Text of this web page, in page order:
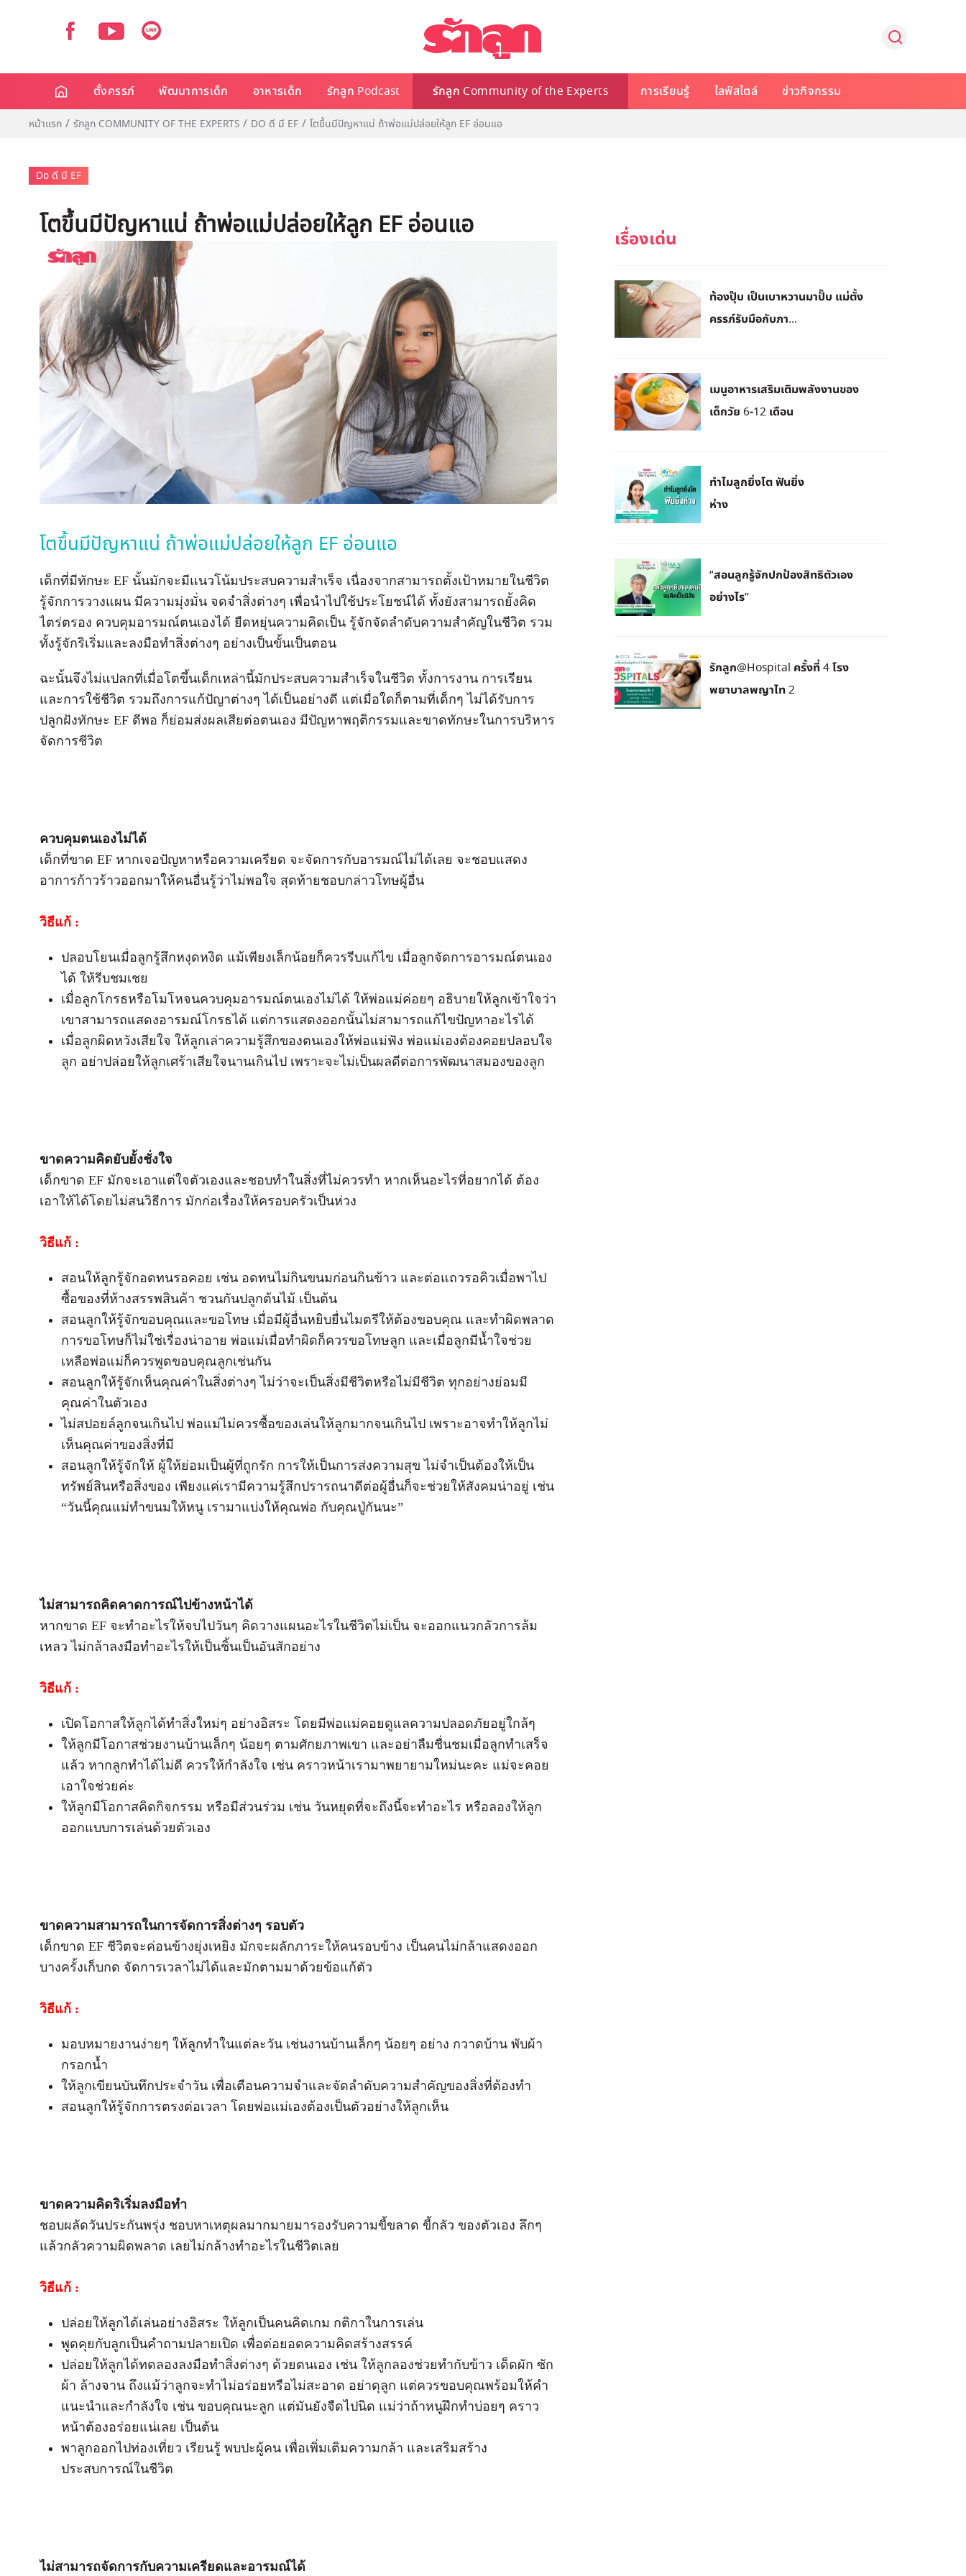
ตั้งครรภ์ พัฒนาการเด็ก อาหารเด็ก รักลูก Podcast รักลูก Community of the Experts การเรียนรู้ ไลฟ์สไตล์ ข่าวกิจกรรม
หน้าแรก รักลูก COMMUNITY OF THE EXPERTS DO ดี มี EF โตขึ้นมีปัญหาแน่ ถ้าพ่อแม่ปล่อยให้ลูก EF อ่อนแอ
Do ดี มี EF
โตขึ้นมีปัญหาแน่ ถ้าพ่อแม่ปล่อยให้ลูก EF อ่อนแอ
โตขึ้นมีปัญหาแน่ ถ้าพ่อแม่ปล่อยให้ลูก EF อ่อนแอ
เด็กที่มีทักษะ EF นั้นมักจะมีแนวโน้มประสบความสำเร็จ เนื่องจากสามารถตั้งเป้าหมายในชีวิต
รู้จักการวางแผน มีความมุ่งมั่น จดจำสิ่งต่างๆ เพื่อนำไปใช้ประโยชน์ได้ ทั้งยังสามารถยั้งคิด
ไตร่ตรอง ควบคุมอารมณ์ตนเองได้ ยืดหยุ่นความคิดเป็น รู้จักจัดลำดับความสำคัญในชีวิต รวม
ทั้งรู้จักริเริ่มและลงมือทำสิ่งต่างๆ อย่างเป็นขั้นเป็นตอน
ฉะนั้นจึงไม่แปลกที่เมื่อโตขึ้นเด็กเหล่านี้มักประสบความสำเร็จในชีวิต ทั้งการงาน การเรียน
และการใช้ชีวิต รวมถึงการแก้ปัญาต่างๆ ได้เป็นอย่างดี แต่เมื่อใดก็ตามที่เด็กๆ ไม่ได้รับการ
ปลูกฝังทักษะ EF ดีพอ ก็ย่อมส่งผลเสียต่อตนเอง มีปัญหาพฤติกรรมและขาดทักษะในการบริหาร
จัดการชีวิต
ควบคุมตนเองไม่ได้
เด็กที่ขาด EF หากเจอปัญหาหรือความเครียด จะจัดการกับอารมณ์ไม่ได้เลย จะชอบแสดง
อาการก้าวร้าวออกมาให้คนอื่นรู้ว่าไม่พอใจ สุดท้ายชอบกล่าวโทษผู้อื่น
วิธีแก้ :
ปลอบโยนเมื่อลูกรู้สึกหงุดหงิด แม้เพียงเล็กน้อยก็ควรรีบแก้ไข เมื่อลูกจัดการอารมณ์ตนเอง
ได้ ให้รีบชมเชย
เมื่อลูกโกรธหรือโมโหจนควบคุมอารมณ์ตนเองไม่ได้ ให้พ่อแม่ค่อยๆ อธิบายให้ลูกเข้าใจว่า
เขาสามารถแสดงอารมณ์โกรธได้ แต่การแสดงออกนั้นไม่สามารถแก้ไขปัญหาอะไรได้
เมื่อลูกผิดหวังเสียใจ ให้ลูกเล่าความรู้สึกของตนเองให้พ่อแม่ฟัง พ่อแม่เองต้องคอยปลอบใจ
ลูก อย่าปล่อยให้ลูกเศร้าเสียใจนานเกินไป เพราะจะไม่เป็นผลดีต่อการพัฒนาสมองของลูก
ขาดความคิดยับยั้งชั่งใจ
เด็กขาด EF มักจะเอาแต่ใจตัวเองและชอบทำในสิ่งที่ไม่ควรทำ หากเห็นอะไรที่อยากได้ ต้อง
เอาให้ได้โดยไม่สนวิธีการ มักก่อเรื่องให้ครอบครัวเป็นห่วง
วิธีแก้ :
สอนให้ลูกรู้จักอดทนรอคอย เช่น อดทนไม่กินขนมก่อนกินข้าว และต่อแถวรอคิวเมื่อพาไป
ซื้อของที่ห้างสรรพสินค้า ชวนกันปลูกต้นไม้ เป็นต้น
สอนลูกให้รู้จักขอบคุณและขอโทษ เมื่อมีผู้อื่นหยิบยื่นไมตรีให้ต้องขอบคุณ และทำผิดพลาด
การขอโทษก็ไม่ใช่เรื่องน่าอาย พ่อแม่เมื่อทำผิดก็ควรขอโทษลูก และเมื่อลูกมีน้ำใจช่วย
เหลือพ่อแม่ก็ควรพูดขอบคุณลูกเช่นกัน
สอนลูกให้รู้จักเห็นคุณค่าในสิ่งต่างๆ ไม่ว่าจะเป็นสิ่งมีชีวิตหรือไม่มีชีวิต ทุกอย่างย่อมมี
คุณค่าในตัวเอง
ไม่สปอยล์ลูกจนเกินไป พ่อแม่ไม่ควรซื้อของเล่นให้ลูกมากจนเกินไป เพราะอาจทำให้ลูกไม่
เห็นคุณค่าของสิ่งที่มี
สอนลูกให้รู้จักให้ ผู้ให้ย่อมเป็นผู้ที่ถูกรัก การให้เป็นการส่งความสุข ไม่จำเป็นต้องให้เป็น
ทรัพย์สินหรือสิ่งของ เพียงแค่เรามีความรู้สึกปรารถนาดีต่อผู้อื่นก็จะช่วยให้สังคมน่าอยู่ เช่น
“วันนี้คุณแม่ทำขนมให้หนู เรามาแบ่งให้คุณพ่อ กับคุณปู่กันนะ”
ไม่สามารถคิดคาดการณ์ไปข้างหน้าได้
หากขาด EF จะทำอะไรให้จบไปวันๆ คิดวางแผนอะไรในชีวิตไม่เป็น จะออกแนวกลัวการล้ม
เหลว ไม่กล้าลงมือทำอะไรให้เป็นชิ้นเป็นอันสักอย่าง
วิธีแก้ :
เปิดโอกาสให้ลูกได้ทำสิ่งใหม่ๆ อย่างอิสระ โดยมีพ่อแม่คอยดูแลความปลอดภัยอยู่ใกล้ๆ
ให้ลูกมีโอกาสช่วยงานบ้านเล็กๆ น้อยๆ ตามศักยภาพเขา และอย่าลืมชื่นชมเมื่อลูกทำเสร็จ
แล้ว หากลูกทำได้ไม่ดี ควรให้กำลังใจ เช่น คราวหน้าเรามาพยายามใหม่นะคะ แม่จะคอย
เอาใจช่วยค่ะ
ให้ลูกมีโอกาสคิดกิจกรรม หรือมีส่วนร่วม เช่น วันหยุดที่จะถึงนี้จะทำอะไร หรือลองให้ลูก
ออกแบบการเล่นด้วยตัวเอง
ขาดความสามารถในการจัดการสิ่งต่างๆ รอบตัว
เด็กขาด EF ชีวิตจะค่อนข้างยุ่งเหยิง มักจะผลักภาระให้คนรอบข้าง เป็นคนไม่กล้าแสดงออก
บางครั้งเก็บกด จัดการเวลาไม่ได้และมักตามมาด้วยข้อแก้ตัว
วิธีแก้ :
มอบหมายงานง่ายๆ ให้ลูกทำในแต่ละวัน เช่นงานบ้านเล็กๆ น้อยๆ อย่าง กวาดบ้าน พับผ้า
กรอกน้ำ
ให้ลูกเขียนบันทึกประจำวัน เพื่อเตือนความจำและจัดลำดับความสำคัญของสิ่งที่ต้องทำ
สอนลูกให้รู้จักการตรงต่อเวลา โดยพ่อแม่เองต้องเป็นตัวอย่างให้ลูกเห็น
ขาดความคิดริเริ่มลงมือทำ
ชอบผลัดวันประกันพรุ่ง ชอบหาเหตุผลมากมายมารองรับความขี้ขลาด ขี้กลัว ของตัวเอง ลึกๆ
แล้วกลัวความผิดพลาด เลยไม่กล้างทำอะไรในชีวิตเลย
วิธีแก้ :
ปล่อยให้ลูกได้เล่นอย่างอิสระ ให้ลูกเป็นคนคิดเกม กติกาในการเล่น
พูดคุยกับลูกเป็นคำถามปลายเปิด เพื่อต่อยอดความคิดสร้างสรรค์
ปล่อยให้ลูกได้ทดลองลงมือทำสิ่งต่างๆ ด้วยตนเอง เช่น ให้ลูกลองช่วยทำกับข้าว เด็ดผัก ซัก
ผ้า ล้างจาน ถึงแม้ว่าลูกจะทำไม่อร่อยหรือไม่สะอาด อย่าดุลูก แต่ควรขอบคุณพร้อมให้คำ
แนะนำและกำลังใจ เช่น ขอบคุณนะลูก แต่มันยังจืดไปนิด แม่ว่าถ้าหนูฝึกทำบ่อยๆ คราว
หน้าต้องอร่อยแน่เลย เป็นต้น
พาลูกออกไปท่องเที่ยว เรียนรู้ พบปะผู้คน เพื่อเพิ่มเติมความกล้า และเสริมสร้าง
ประสบการณ์ในชีวิต
ไม่สามารถจัดการกับความเครียดและอารมณ์ได้
ท้องปุ๊บ เป็นเบาหวานมาปั๊บ แม่ตั้ง
ครรภ์รับมือกับภา...
เมนูอาหารเสริมเติมพลังงานของ
เด็กวัย 6-12 เดือน
ทำไมลูกยิ่งโต ฟันยิ่ง
ห่าง
“สอนลูกรู้จักปกป้องสิทธิตัวเอง
อย่างไร”
รักลูก@Hospital ครั้งที่ 4 โรง
พยาบาลพญาไท 2